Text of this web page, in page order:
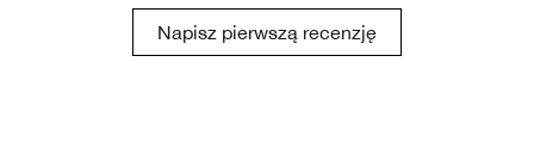
Napisz pierwszą recenzję